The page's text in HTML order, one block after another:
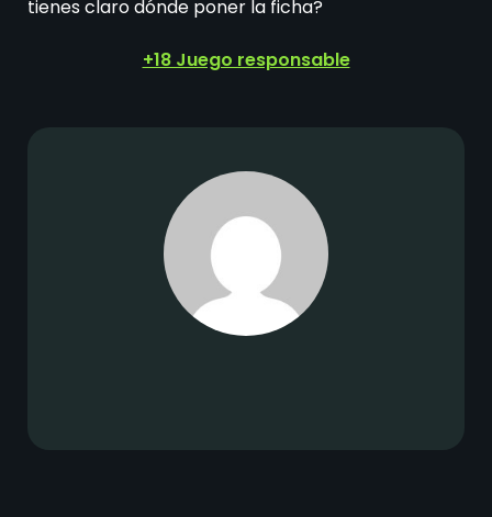
tienes claro dónde poner la ficha?
+18 Juego responsable